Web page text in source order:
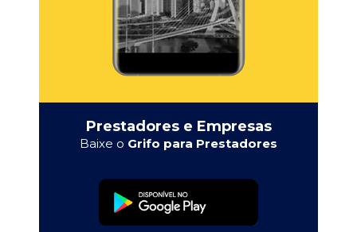
Prestadores e Empresas
Baixe o Grifo para Prestadores